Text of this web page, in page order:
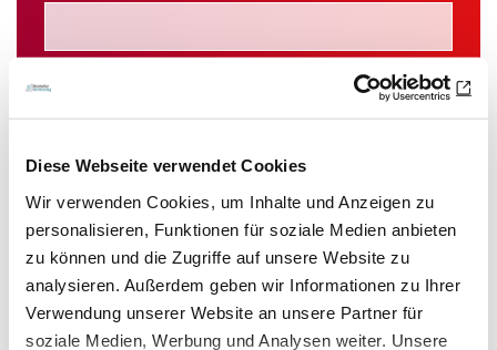
Diese Webseite verwendet Cookies
Wir verwenden Cookies, um Inhalte und Anzeigen zu
personalisieren, Funktionen für soziale Medien anbieten
zu können und die Zugriffe auf unsere Website zu
analysieren. Außerdem geben wir Informationen zu Ihrer
Verwendung unserer Website an unsere Partner für
soziale Medien, Werbung und Analysen weiter. Unsere
gelesen.*
Das könnte Sie auch interessieren: